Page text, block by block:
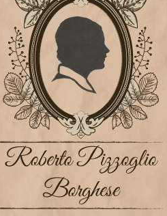
Roberto Pizzoglio
Borghese